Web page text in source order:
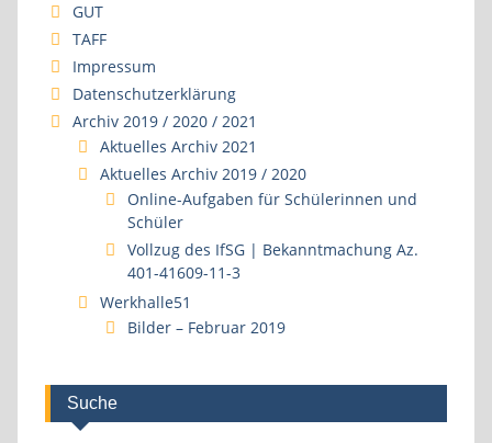
GUT
TAFF
Impressum
Datenschutzerklärung
Archiv 2019 / 2020 / 2021
Aktuelles Archiv 2021
Aktuelles Archiv 2019 / 2020
Online-Aufgaben für Schülerinnen und
Schüler
Vollzug des IfSG | Bekanntmachung Az.
401-41609-11-3
Werkhalle51
Bilder – Februar 2019
Suche